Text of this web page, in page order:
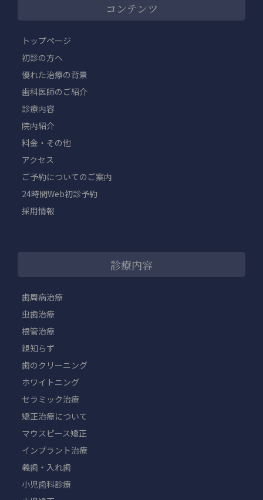
コンテンツ
トップページ
初診の方へ
優れた治療の背景
歯科医師のご紹介
診療内容
院内紹介
料金・その他
アクセス
ご予約についてのご案内
24時間Web初診予約
採用情報
診療内容
歯周病治療
虫歯治療
根管治療
親知らず
歯のクリーニング
ホワイトニング
セラミック治療
矯正治療について
マウスピース矯正
インプラント治療
義歯・入れ歯
小児歯科診療